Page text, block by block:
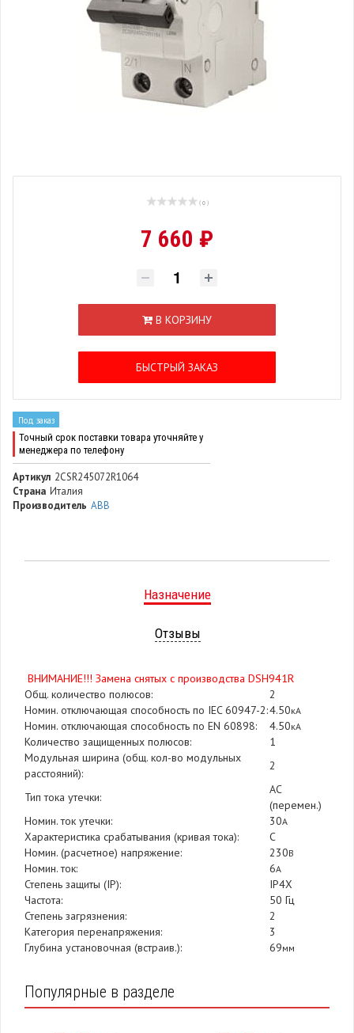
( 0 )
7 660 ₽
В КОРЗИНУ
БЫСТРЫЙ ЗАКАЗ
Под заказ
Точный срок поставки товара уточняйте у
менеджера по телефону
Артикул 2CSR245072R1064
Страна Италия
Производитель ABB
Назначение
Отзывы
ВНИМАНИЕ!!! Замена снятых с производства DSH941R
Общ. количество полюсов:
2
Номин. отключающая способность по IEC 60947-2:4.50кА
Номин. отключающая способность по EN 60898: 4.50кА
Количество защищенных полюсов:
1
Модульная ширина (общ. кол-во модульных
расстояний):
2
Тип тока утечки:
AC
(перемен.)
Номин. ток утечки:
30А
Характеристика срабатывания (кривая тока):
C
Номин. (расчетное) напряжение:
230В
Номин. ток: 6А
Степень защиты (IP):
IP4X
Частота:
50 Гц
Степень загрязнения:
2
Категория перенапряжения:
3
Глубина установочная (встраив.):
69мм
Популярные в разделе